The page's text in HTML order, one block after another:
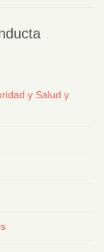
y Salud y